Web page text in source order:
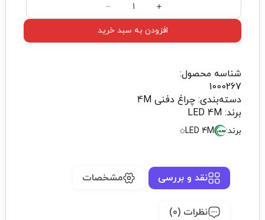
افزودن به سبد خرید
شناسه محصول:
1000267
دسته‌بندی: چراغ دفنی 4M
برند: LED 4M
برند: LED 4M
نقد و بررسی مشخصات
نظرات (0)